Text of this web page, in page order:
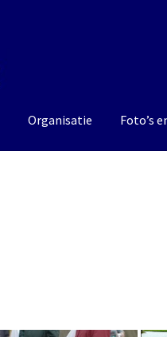
Organisatie Foto’s